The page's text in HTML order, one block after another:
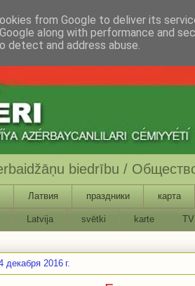
biedrību /
Латвия праздники карта
Latvija svētki karte TV
декабря 2016 г.
from Google to deliver its
along with performance and
detect and address abuse.